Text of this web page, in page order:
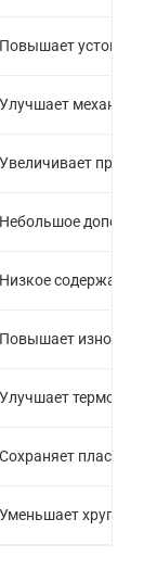
Повышает
Улучшает
Увеличивает
Небольшое
Низкое содержание
Повышает
Улучшает
Сохраняет
Уменьшает хрупкость